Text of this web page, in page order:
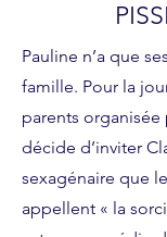
Pauline n’a que
famille. Pour la
parents
décide d’inviter
sexagénaire que
appellent « la